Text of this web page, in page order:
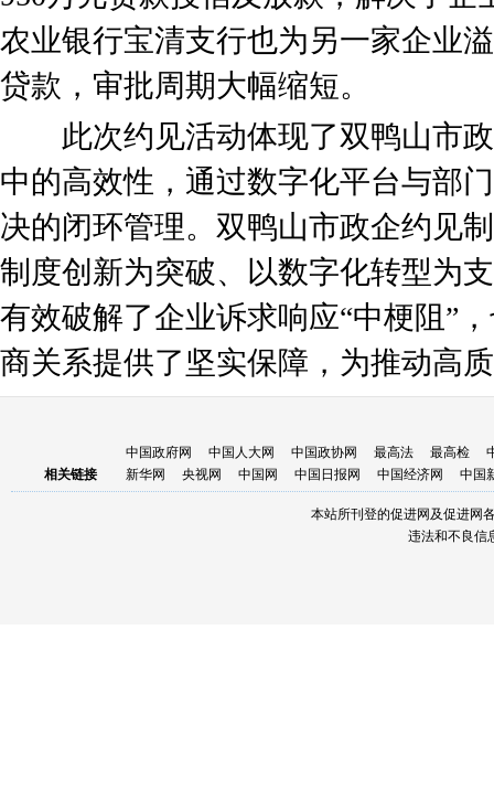
农业银行宝清支行也为另一家企业
贷款，审批周期大幅缩短。
此次约见活动体现了双鸭山市政
中的高效性，通过数字化平台与部
决的闭环管理。双鸭山市政企约见
制度创新为突破、以数字化转型为
有效破解了企业诉求响应“中梗阻”
商关系提供了坚实保障，为推动高
相关链接
中国政府网 中国人大网 中国政协网 最高法 最高检
新华网
央视网 中国网 中国日报网 中国经济网 中国
本站所刊登的促进网及促进网
违法和不良信